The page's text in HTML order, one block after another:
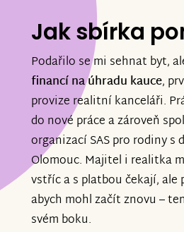
Jak sbírka
Podařilo se mi sehnat byt,
financí na úhradu kauce,
provize realitní kanceláři.
do nové práce a zároveň
organizací SAS pro rodiny s
Olomouc. Majitel i realitka
vstříc a s platbou čekají, ale
abych mohl začít znovu –
svém boku.